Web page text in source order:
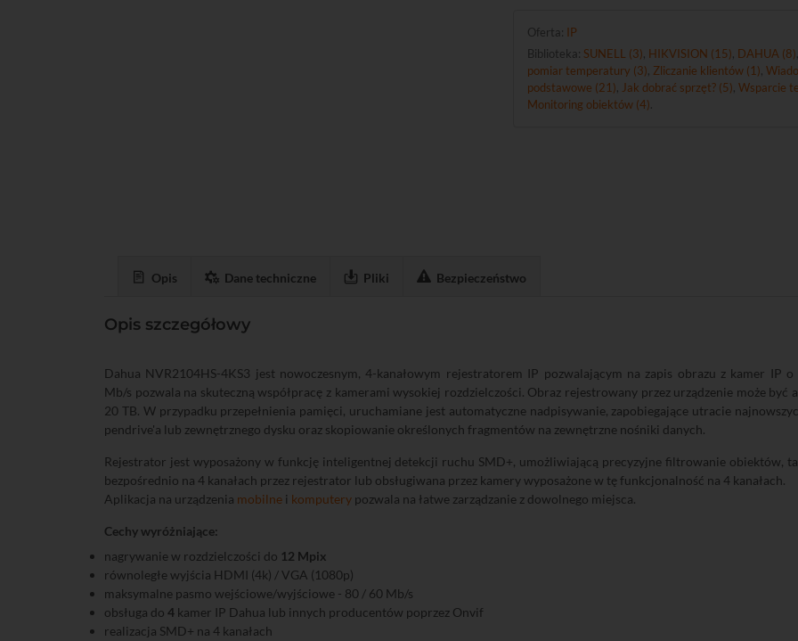
Oferta: IP
Biblioteka: SUNELL (3) HIKVISION (15) DAHUA (8)
pomiar temperatury (3) Zliczanie klientów (1) ,
podstawowe (21)
Jak dobrać sprzęt? (5) ,Wsparcie
Monitoring obiektów (4)
Opis Dane techniczne Pliki Bezpieczeństwo
Opis szczegółowy
Dahua NVR2104HS-4KS3 jest nowoczesnym, 4-kanałowym rejestratorem IP pozwalającym na zapis obrazu z kamer
Mb/s pozwala na skuteczną współpracę z kamerami wysokiej rozdzielczości. Obraz rejestrowany przez urządzenie może
20 TB. W przypadku przepełnienia pamięci, uruchamiane jest automatyczne nadpisywanie, zapobiegające utracie
pendrive'a lub zewnętrznego dysku oraz skopiowanie określonych fragmentów na zewnętrzne nośniki danych.
Rejestrator jest wyposażony w funkcję inteligentnej detekcji ruchu SMD+, umożliwiającą precyzyjne filtrowanie obiektów,
bezpośrednio na 4 kanałach przez rejestrator lub obsługiwana przez kamery wyposażone w tę funkcjonalność na 4 kanałach.
Aplikacja na urządzenia mobilne i komputery pozwala na łatwe zarządzanie z dowolnego miejsca.
Cechy wyróżniające:
nagrywanie w rozdzielczości do 12 Mpix
równoległe wyjścia HDMI (4k) / VGA (1080p)
maksymalne pasmo wejściowe/wyjściowe - 80 / 60 Mb/s
obsługa do 4 kamer IP Dahua lub innych producentów poprzez Onvif
realizacja SMD+ na 4 kanałach